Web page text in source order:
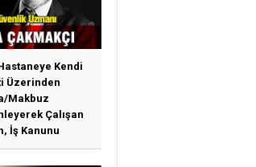
Kendi
Üzerinden
Makbuz
Çalışan
İş Kanunu